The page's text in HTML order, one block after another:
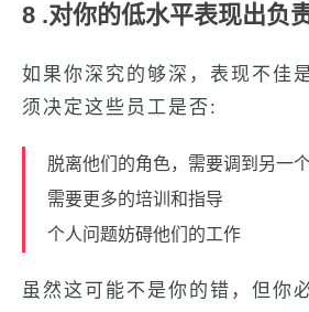
8 .对你的低水平表现出负
如果你深究的够深，表现不佳
须决定这些员工是否:
脱离他们的角色，需要调到另一
需要更多的培训和指导
个人问题妨碍他们的工作
虽然这可能不是你的错，但你